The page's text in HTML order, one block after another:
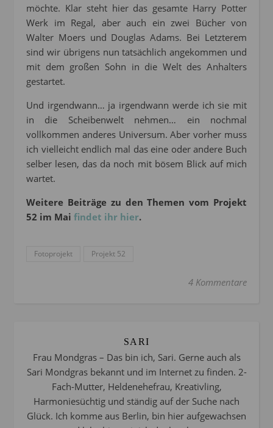
möchte. Klar steht hier das gesamte Harry Potter
Werk im Regal, aber auch ein zwei Bücher von
Walter Moers und Douglas Adams. Bei Letzterem
sind wir übrigens nun tatsächlich angekommen und
mit dem großen Sohn in die Welt des Anhalters
gestartet.
Und irgendwann… ja irgendwann werde ich sie mit
in die Scheibenwelt nehmen… ein nochmal
vollkommen anderes Universum. Aber vorher muss
ich vielleicht endlich mal das eine oder andere Buch
selber lesen, das da noch mit bösem Blick auf mich
wartet.
Weitere Beiträge zu den Themen vom Projekt
52 im Mai findet ihr hier.
Fotoprojekt Projekt 52
4 Kommentare
SARI
Frau Mondgras – Das bin ich, Sari. Gerne auch als
Sari Mondgras bekannt und im Internet zu finden. 2-
Fach-Mutter, Heldenehefrau, Kreativling,
Harmoniesüchtig und ständig auf der Suche nach
Glück. Ich komme aus Berlin, bin hier aufgewachsen